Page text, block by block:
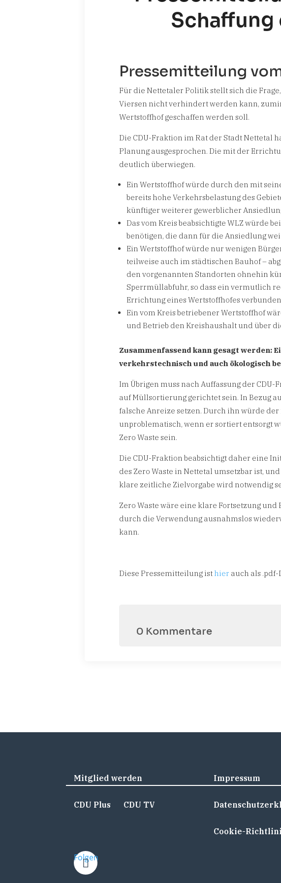
Pressemitteilung
Für die Nettetaler Politik stellt sich die
Viersen nicht verhindert werden kann,
Wertstoffhof geschaffen werden soll.
Die CDU-Fraktion im Rat der Stadt Nettetal
Planung ausgesprochen. Die mit der
deutlich überwiegen.
Ein Wertstoffhof würde durch den mit
bereits hohe Verkehrsbelastung des
künftiger weiterer gewerblicher
Das vom Kreis beabsichtigte WLZ würde
benötigen, die dann für die Ansiedlung
Ein Wertstoffhof würde nur wenigen
teilweise auch im städtischen Bauhof –
den vorgenannten Standorten ohnehin
Sperrmüllabfuhr, so dass ein vermutlich
Errichtung eines Wertstoffhofes
Ein vom Kreis betriebener Wertstoffhof
und Betrieb den Kreishaushalt und über
Zusammenfassend kann gesagt werden:
verkehrstechnisch und auch ökologisch
Im Übrigen muss nach Auffassung der
auf Müllsortierung gerichtet sein. In Bezug
falsche Anreize setzen. Durch ihn würde
unproblematisch, wenn er sortiert entsorgt
Zero Waste sein.
Die CDU-Fraktion beabsichtigt daher eine
des Zero Waste in Nettetal umsetzbar ist,
klare zeitliche Zielvorgabe wird notwendig
Zero Waste wäre eine klare Fortsetzung
durch die Verwendung ausnahmslos
kann.
Diese Pressemitteilung ist hier auch als
0 Kommentare
Mitglied werden
CDU Plus CDU TV
Folgen
Impressum
Cookie-